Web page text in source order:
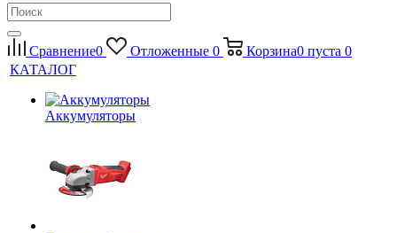
Сравнение0 Отложенные 0 Корзина0 пуста 0
КАТАЛОГ
Аккумуляторы